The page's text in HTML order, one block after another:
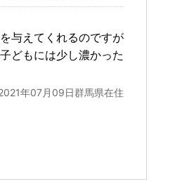
与えてくれるのですが
どもには少し濃かった
年07月09日群馬県在住